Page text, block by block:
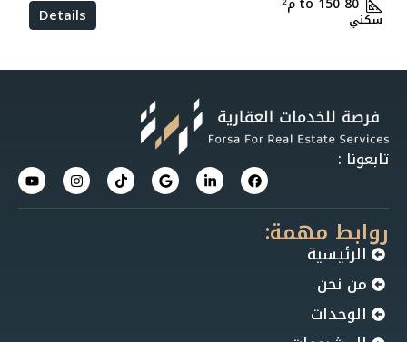
سكني Details
تابعونا :
روابط مهمة:
الرئيسية
من نحن
الوحدات